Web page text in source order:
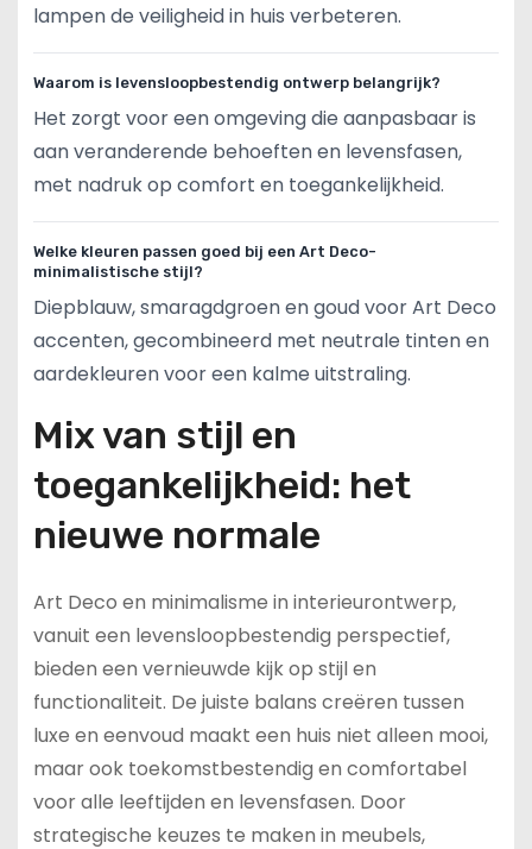
lampen de veiligheid in huis verbeteren.
Waarom is levensloopbestendig ontwerp belangrijk?
Het zorgt voor een omgeving die aanpasbaar is
aan veranderende behoeften en levensfasen,
met nadruk op comfort en toegankelijkheid.
Welke kleuren passen goed bij een Art Deco-
minimalistische stijl?
Diepblauw, smaragdgroen en goud voor Art Deco
accenten, gecombineerd met neutrale tinten en
aardekleuren voor een kalme uitstraling.
Mix van stijl en
toegankelijkheid: het
nieuwe normale
Art Deco en minimalisme in interieurontwerp,
vanuit een levensloopbestendig perspectief,
bieden een vernieuwde kijk op stijl en
functionaliteit. De juiste balans creëren tussen
luxe en eenvoud maakt een huis niet alleen mooi,
maar ook toekomstbestendig en comfortabel
voor alle leeftijden en levensfasen. Door
strategische keuzes te maken in meubels,